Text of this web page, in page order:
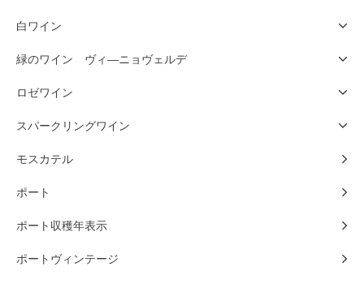
白ワイン
緑のワイン ヴィ―ニョヴェルデ
ロゼワイン
スパークリングワイン
モスカテル
ポート
ポート収穫年表示
ポートヴィンテージ